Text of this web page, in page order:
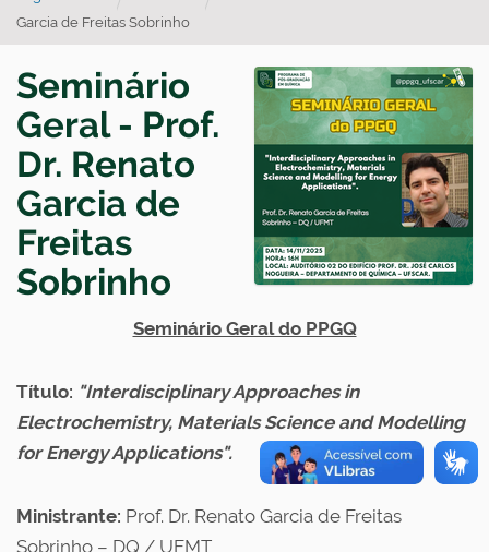
Garcia de Freitas Sobrinho
Seminário
Geral - Prof.
Dr. Renato
Garcia de
Freitas
Sobrinho
Seminário Geral do PPGQ
Título: "Interdisciplinary Approaches in
Electrochemistry, Materials Science and Modelling
for Energy Applications".
Ministrante: Prof. Dr. Renato Garcia de Freitas
Sobrinho – DQ / UFMT